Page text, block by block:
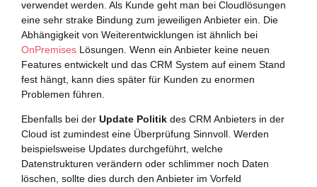
verwendet werden. Als Kunde geht man bei Cloudlösungen
eine sehr strake Bindung zum jeweiligen Anbieter ein. Die
Abhängigkeit von Weiterentwicklungen ist ähnlich bei
OnPremises Lösungen. Wenn ein Anbieter keine neuen
Features entwickelt und das CRM System auf einem Stand
fest hängt, kann dies später für Kunden zu enormen
Problemen führen.
Ebenfalls bei der Update Politik des CRM Anbieters in der
Cloud ist zumindest eine Überprüfung Sinnvoll. Werden
beispielsweise Updates durchgeführt, welche
Datenstrukturen verändern oder schlimmer noch Daten
löschen, sollte dies durch den Anbieter im Vorfeld